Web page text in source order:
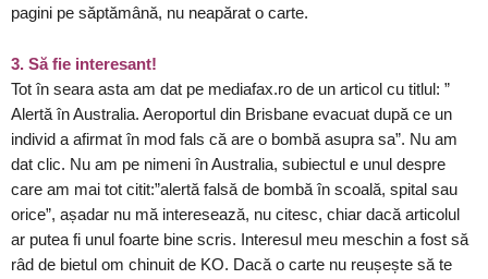
pagini pe săptămână, nu neapărat o carte.
3. Să fie interesant!
Tot în seara asta am dat pe mediafax.ro de un articol cu titlul: ”
Alertă în Australia. Aeroportul din Brisbane evacuat după ce un
individ a afirmat în mod fals că are o bombă asupra sa”. Nu am
dat clic. Nu am pe nimeni în Australia, subiectul e unul despre
care am mai tot citit:”alertă falsă de bombă în scoală, spital sau
orice”, așadar nu mă interesează, nu citesc, chiar dacă articolul
ar putea fi unul foarte bine scris. Interesul meu meschin a fost să
râd de bietul om chinuit de KO. Dacă o carte nu reușește să te